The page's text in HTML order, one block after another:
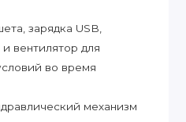
зарядка USB,
вентилятор для
во время
механизм